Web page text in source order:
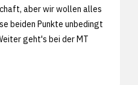
aber wir wollen alles
beiden Punkte unbedingt
geht's bei der MT